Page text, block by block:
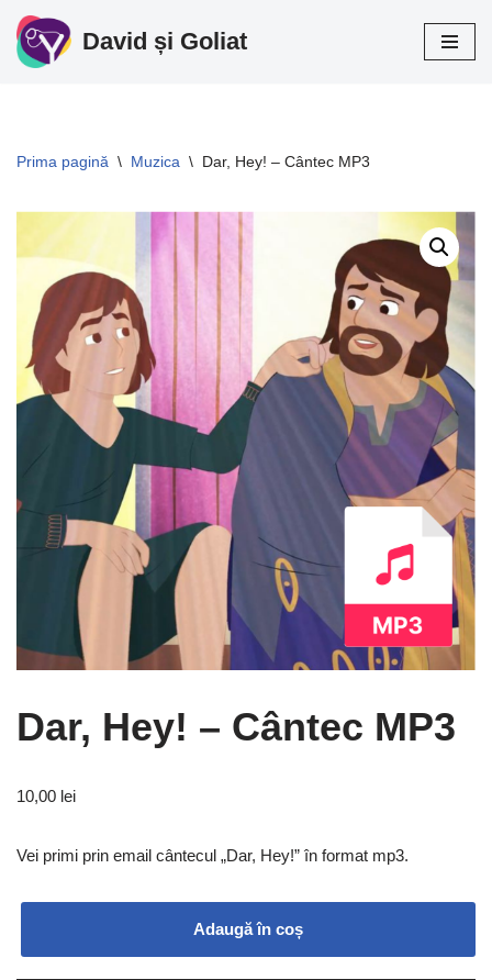
Sari
David și Goliat
Prima pagină \ Muzica \ Dar, Hey! – Cântec MP3
Dar, Hey! – Cântec MP3
10,00 lei
Vei primi prin email cântecul „Dar, Hey!” în format mp3.
Adaugă în coș